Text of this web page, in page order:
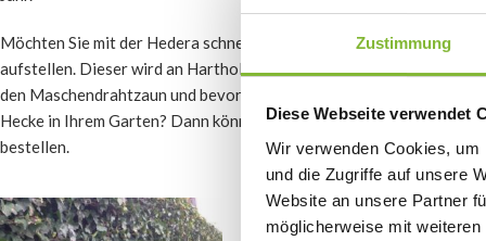
Zustimmung
Diese Webseite verwendet
Wir verwenden Cookies,
und die Zugriffe auf unsere
Website an unsere Partner
möglicherweise mit
Möchten Sie mit der Hedera schnell eine dichte Hecke schaffen?
aufstellen. Dieser wird an Hartholzpfosten befestigt. Jetzt ist es
den Maschendrahtzaun und bevor Sie sich versehen, haben Sie
Hecke in Ihrem Garten? Dann können Sie auf
bestellen.